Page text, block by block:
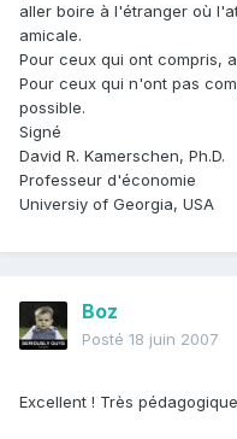
aller boire à l'étranger où
amicale.
Pour ceux qui ont compris,
Pour ceux qui n'ont pas
possible.
Signé
David R. Kamerschen, Ph.D.
Professeur d'économie
Universiy of Georgia, USA
Boz
Posté 18 juin 2007
Excellent ! Très